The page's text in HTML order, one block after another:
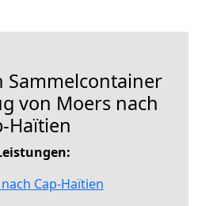
Sammelcontainer
von Moers nach
Haïtien
Cap-Haïtien